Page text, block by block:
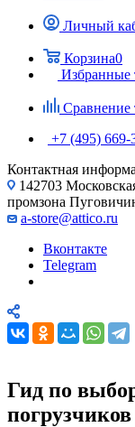
Личный
Корзина0
Избранные
Сравнение
+7 (495) 669-
Контактная
142703
промзона
a-store@attico.ru
Вконтакте
Telegram
Гид по
погрузчиков